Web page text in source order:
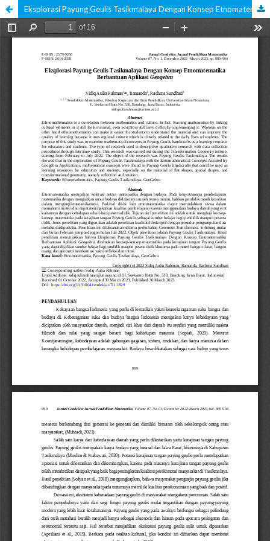
Eksplorasi Payung Geulis Tasikmalaya Dengan Konsep Etnomatematika Berbantuan Aplikasi Geogebra